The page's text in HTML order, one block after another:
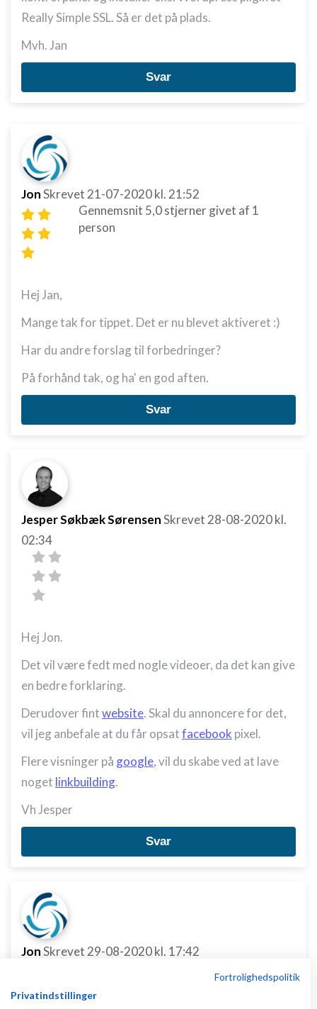
Really Simple SSL. Så er det på plads.
Mvh. Jan
Svar
JonSkrevet 21-07-2020kl. 21:52
Gennemsnit 5,0stjerner givet af 1
person
Hej Jan,
Mange tak for tippet. Det er nu blevet aktiveret :)
Har du andre forslag til forbedringer?
På forhånd tak, og ha' en god aften.
Svar
Jesper Søkbæk SørensenSkrevet 28-08-2020kl.
02:34
Hej Jon.
Det vil være fedt med nogle videoer, da det kan give
en bedre forklaring.
Derudover fintwebsite. Skal du annoncere for det,
vil jeg anbefale at du får opsatfacebook pixel.
Flere visninger på google, vil du skabe ved at lave
noget linkbuilding.
Vh Jesper
Svar
JonSkrevet 29-08-2020kl. 17:42
Fortrolighedspolitik
Privatindstillinger